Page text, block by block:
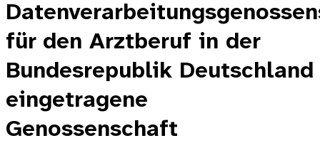
für den Arztberuf in der
Bundesrepublik Deutschland
eingetragene
Genossenschaft